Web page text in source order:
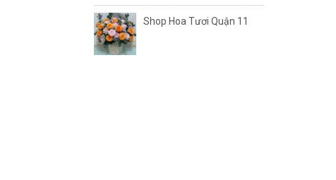
Shop Hoa Tươi Quận 11